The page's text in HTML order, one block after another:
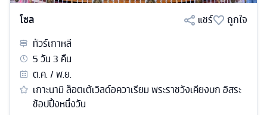
โซล แชร์
ถูกใจ
ทัวร์เกาหลี
5วัน3 คืน
ต.ค. / พ.ย.
เกาะนามิ ล็อตเต้เวิลด์อควาเรียม พระราชวังเคียงบก อิสระ
ช้อปปิ้งหนึ่งวัน